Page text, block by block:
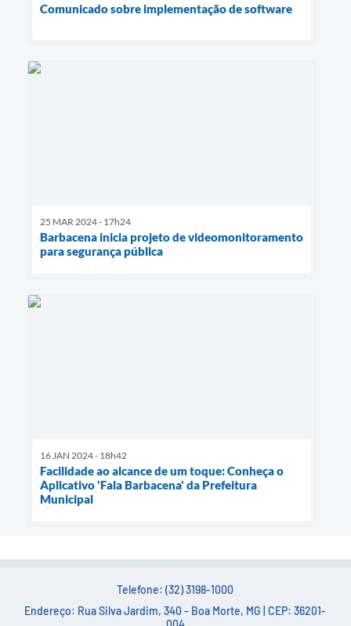
Comunicado sobre implementação de software
25 MAR 2024 - 17h24
Barbacena inicia projeto de videomonitoramento
para segurança pública
16 JAN 2024 - 18h42
Facilidade ao alcance de um toque: Conheça o
Aplicativo 'Fala Barbacena' da Prefeitura
Municipal
Telefone: (32) 3198-1000
Endereço: Rua Silva Jardim, 340 - Boa Morte, MG | CEP: 36201-